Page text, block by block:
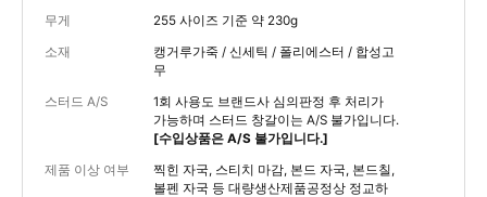
무게 255 사이즈 기준 약 230g
소재
캥거루가죽 / 신세틱 / 폴리에스터 / 합성고
무
스터드 A/S
1회 사용도 브랜드사 심의판정 후 처리가
가능하며 스터드 창갈이는 A/S 불가입니다.
[수입상품은 A/S 불가입니다.]
제품 이상 여부
찍힌 자국, 스티치 마감, 본드 자국, 본드칠,
볼펜 자국 등 대량생산제품공정상 정교하